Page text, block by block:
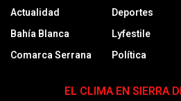
Actualidad
Bahía Blanca
Comarca Serrana
Deportes
Lyfestile
Política
EL CLIMA EN SIERRA